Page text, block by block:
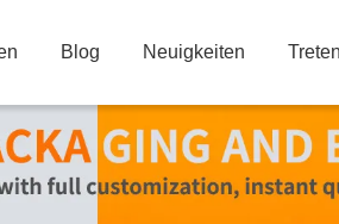
Blog Neuigkeiten